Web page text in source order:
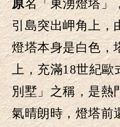
原名「東湧燈塔」
引島突出岬角上 ，
燈塔本身是白色，
上 ，充滿18世紀歐
別墅」之稱， 是熱
氣晴朗時 ， 燈塔前